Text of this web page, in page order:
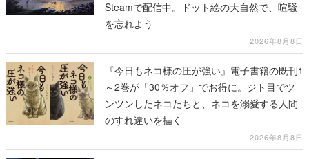
Steamで配信中。ドット絵の大自然で、喧騒
を忘れよう
2026年8月8日
『今日もネコ様の圧が強い』電子書籍の既刊1
～2巻が「30％オフ」でお得に。ジト目でツ
ンツンしたネコたちと、ネコを溺愛する人間
のすれ違いを描く
2026年8月8日